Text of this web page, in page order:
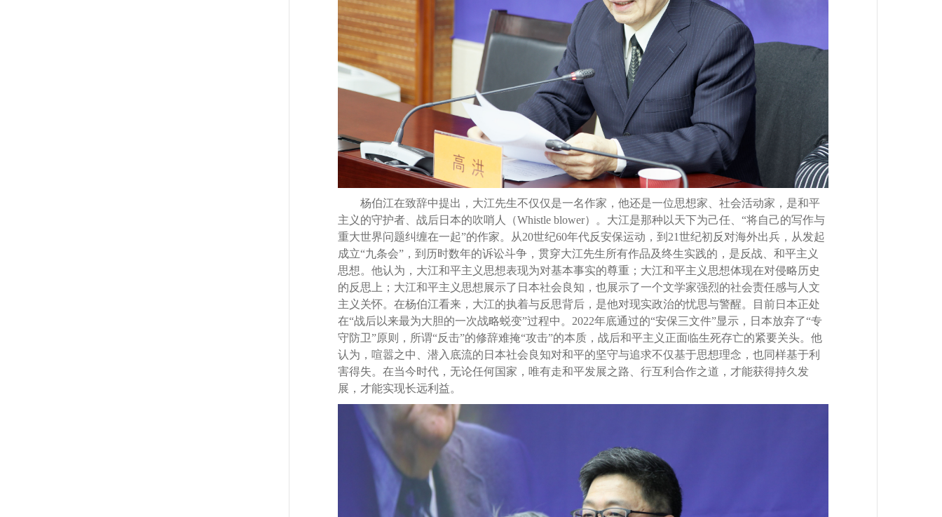
杨伯江在致辞中提出，大江先生不仅仅是一名作家，他还是一位思想家、社会活动家，是和平
主义的守护者、战后日本的吹哨人（Whistle blower）。大江是那种以天下为己任、“将自己的写作与
重大世界问题纠缠在一起”的作家。从20世纪60年代反安保运动，到21世纪初反对海外出兵，从发起
成立“九条会”，到历时数年的诉讼斗争，贯穿大江先生所有作品及终生实践的，是反战、和平主义
思想。他认为，大江和平主义思想表现为对基本事实的尊重；大江和平主义思想体现在对侵略历史
的反思上；大江和平主义思想展示了日本社会良知，也展示了一个文学家强烈的社会责任感与人文
主义关怀。在杨伯江看来，大江的执着与反思背后，是他对现实政治的忧思与警醒。目前日本正处
在“战后以来最为大胆的一次战略蜕变”过程中。2022年底通过的“安保三文件”显示，日本放弃了“专
守防卫”原则，所谓“反击”的修辞难掩“攻击”的本质，战后和平主义正面临生死存亡的紧要关头。他
认为，喧嚣之中、潜入底流的日本社会良知对和平的坚守与追求不仅基于思想理念，也同样基于利
害得失。在当今时代，无论任何国家，唯有走和平发展之路、行互利合作之道，才能获得持久发
展，才能实现长远利益。